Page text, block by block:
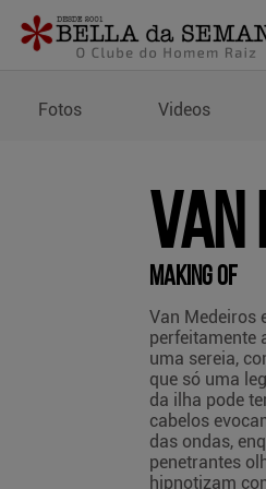
Making Of de
Fotos Videos
Making Of
Van Medeiros
perfeitamente
uma sereia,
que só uma
da ilha pode
cabelos
das ondas,
penetrantes
hipnotizam